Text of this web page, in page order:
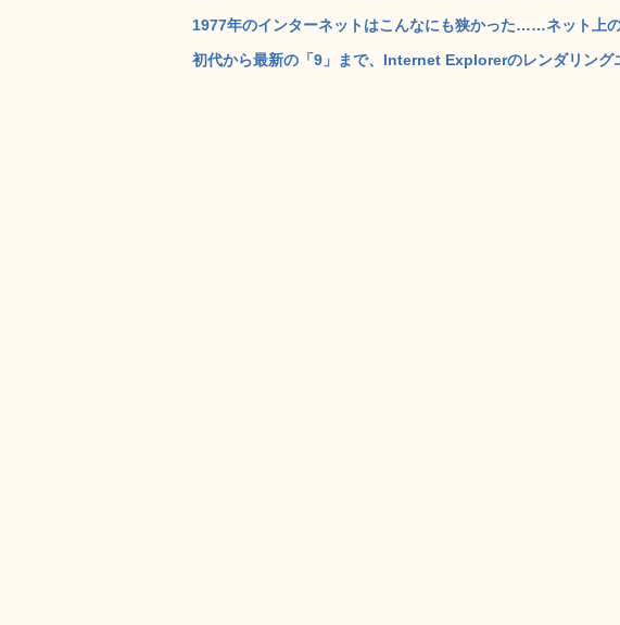
1977年のインターネットはこんなにも狭かった……ネット上
初代から最新の「9」まで、Internet Explorerのレンダリング